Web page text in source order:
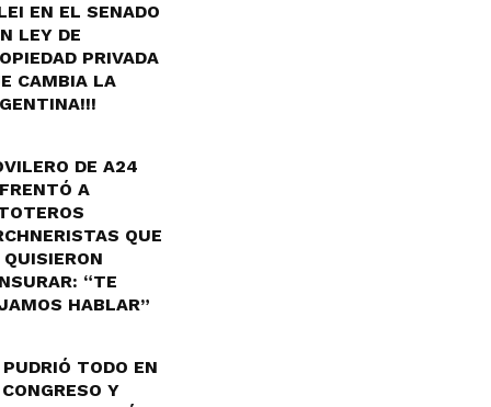
EN EL SENADO
LEY DE
PRIVADA
CAMBIA LA
DE A24
A
QUE
QUISIERON
“TE
HABLAR”
TODO EN
Y